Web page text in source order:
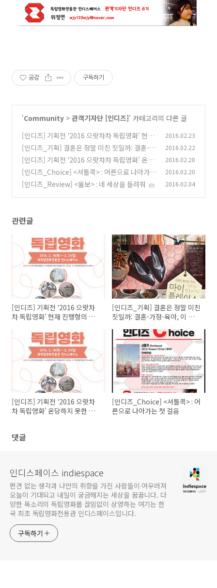
공감 구독하기
'Community > 관객기자단 [인디즈]' 카테고리의 다른 글
[인디즈] 기획전 '2016 으랏차차 독립영화' 현재
진행형의 기록 <나쁜 나라> 인디토크(GV) 기록
(0)
2016.02.23
[인디즈_기획] 결혼은 정말 미친 짓일까: 결혼-가
정-육아, 이 애증의 대상들에 대하여 (0)
2016.02.22
[인디즈] 기획전 '2016 으랏차차 독립영화' 온당
하지 못한 사회에서의 외침 <불온한 당신> 인디
토크(GV) 기록
(0)
2016.02.20
[인디즈_Choice] <셔틀콕> : 어른으로 나아가는
첫 걸음
(0)
2016.02.20
[인디즈_Review] <울보> : 네 세상을 들려줘 (0) 2016.02.04
관련글
[인디즈] 기획전 '2016 으랏차
차 독립영화' 현재 진행형의 기
[인디즈_기획] 결혼은 정말 미친
짓일까: 결혼-가정-육아, 이 애증
[인디즈] 기획전 '2016 으랏차
차 독립영화' 온당하지 못한 사
[인디즈_Choice] <셔틀콕> : 어
른으로 나아가는 첫 걸음
댓글
인디스페이스 indiespace
편견 없는 생각과 나만의 취향을 가진 사람들이 어우러져
오늘이 기대되고 내일이 궁금해지는 세상을 꿈꿉니다. 다
양한 목소리의 독립영화를 끊임없이 상영하는 여기는 한
국 최초 독립영화전용관 인디스페이스입니다.
구독하기